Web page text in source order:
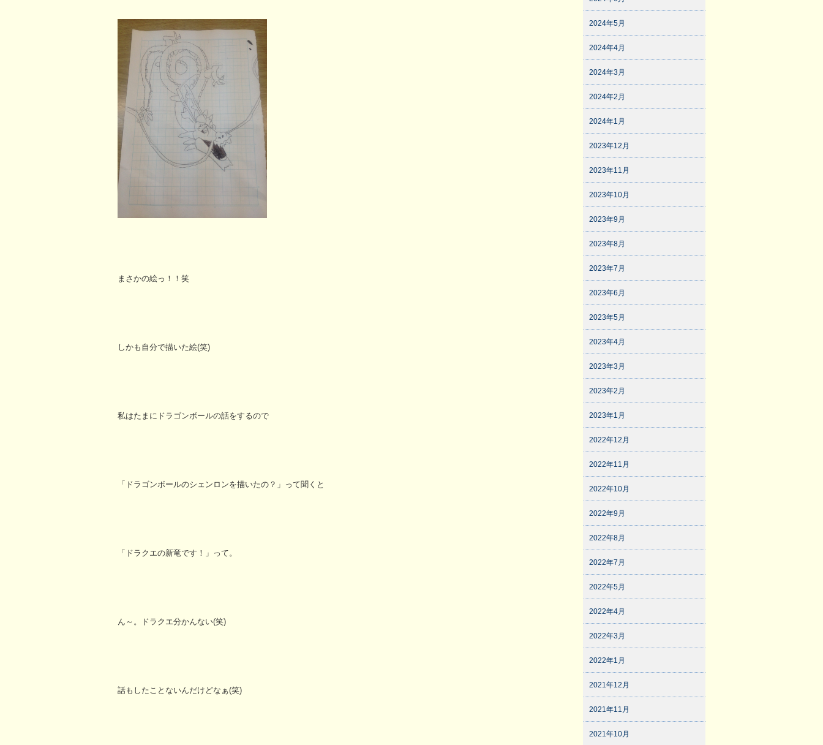
まさかの絵っ！！笑
しかも自分で描いた絵(笑)
私はたまにドラゴンボールの話をするので
「ドラゴンボールのシェンロンを描いたの？」って聞くと
「ドラクエの新竜です！」って。
ん～。ドラクエ分かんない(笑)
話もしたことないんだけどなぁ(笑)
2024年5月
2024年4月
2024年3月
2024年2月
2024年1月
2023年12月
2023年11月
2023年10月
2023年9月
2023年8月
2023年7月
2023年6月
2023年5月
2023年4月
2023年3月
2023年2月
2023年1月
2022年12月
2022年11月
2022年10月
2022年9月
2022年8月
2022年7月
2022年5月
2022年4月
2022年3月
2022年1月
2021年12月
2021年11月
2021年10月